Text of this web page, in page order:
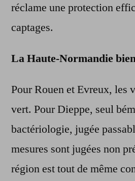
réclame une protection
captages.
La Haute-Normandie
Pour Rouen et Evreux, les
vert. Pour Dieppe, seul
bactériologie, jugée
mesures sont jugées non
région est tout de même